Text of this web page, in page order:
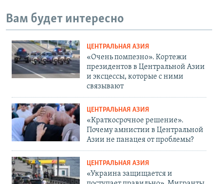
Вам будет интересно
ЦЕНТРАЛЬНАЯ АЗИЯ
«Очень помпезно». Кортежи
президентов в Центральной Азии
и эксцессы, которые с ними
связывают
ЦЕНТРАЛЬНАЯ АЗИЯ
«Краткосрочное решение».
Почему амнистии в Центральной
Азии не панацея от проблемы?
ЦЕНТРАЛЬНАЯ АЗИЯ
«Украина защищается и